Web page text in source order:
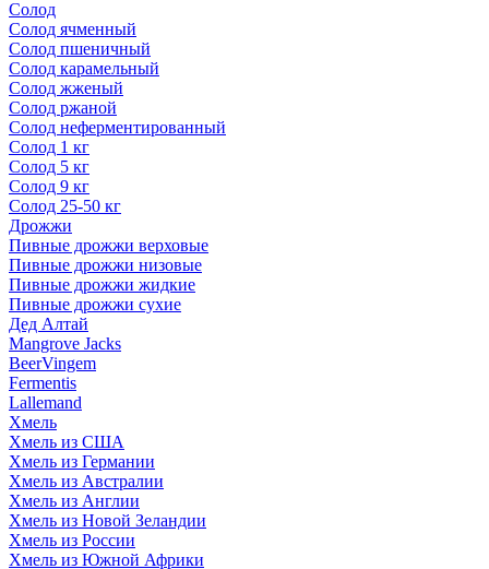
Солод
Солод ячменный
Солод пшеничный
Солод карамельный
Солод жженый
Солод ржаной
Солод неферментированный
Солод 1 кг
Солод 5 кг
Солод 9 кг
Солод 25-50 кг
Дрожжи
Пивные дрожжи верховые
Пивные дрожжи низовые
Пивные дрожжи жидкие
Пивные дрожжи сухие
Дед Алтай
Mangrove Jacks
BeerVingem
Fermentis
Lallemand
Хмель
Хмель из США
Хмель из Германии
Хмель из Австралии
Хмель из Англии
Хмель из Новой Зеландии
Хмель из России
Хмель из Южной Африки